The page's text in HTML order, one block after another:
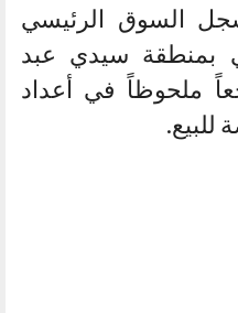
السوق الرئيسي
بمنطقة سيدي عبد
ملحوظاً في أعداد